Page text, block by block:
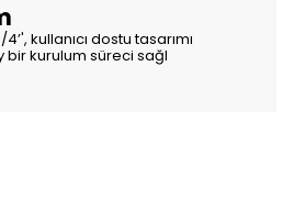
4’', kullanıcı dostu tasarımı
bir kurulum süreci sağl